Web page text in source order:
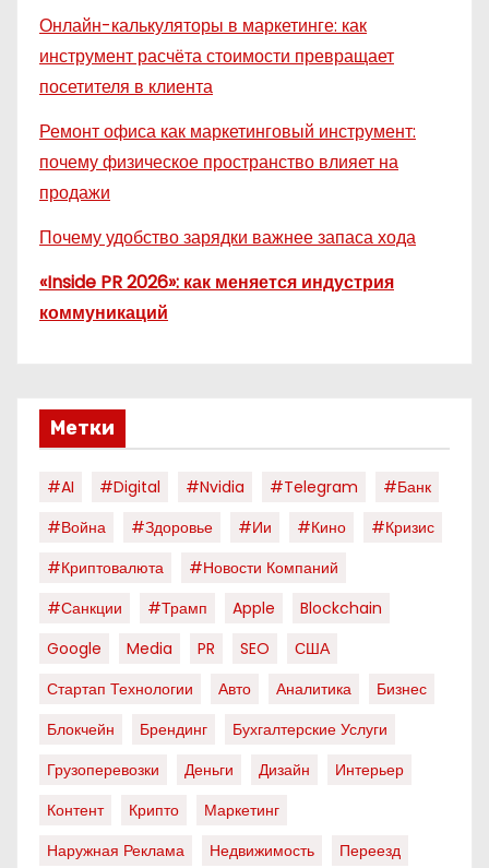
Онлайн-калькуляторы в маркетинге: как
инструмент расчёта стоимости превращает
посетителя в клиента
Ремонт офиса как маркетинговый инструмент:
почему физическое пространство влияет на
продажи
Почему удобство зарядки важнее запаса хода
«Inside PR 2026»: как меняется индустрия
коммуникаций
Метки
#AI #digital #nvidia #telegram
#банк
#война
#здоровье #ии #кино
#кризис
#криптовалюта
#новости Компаний
#санкции
#трамп Apple
Blockchain
Google
Media PR SEO
США
Стартап Технологии
Авто Аналитика
Бизнес
Блокчейн
Брендинг
Бухгалтерские Услуги
Грузоперевозки
Деньги Дизайн
Интерьер
Контент
Крипто
Маркетинг
Наружная Реклама
Недвижимость
Переезд